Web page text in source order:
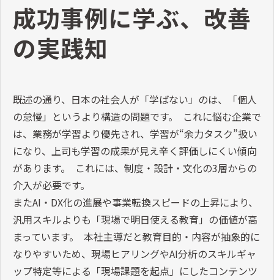
成功事例に学ぶ、改善
の実践知
既述の通り、日本の社会人が「学ばない」のは、「個人
の怠慢」というより構造の問題です。 これに悩む企業で
は、業務が学習より優先され、学習が“余力タスク”扱い
になり、上司も学習の成果が見え辛く評価しにくい傾向
があります。 これには、制度・設計・文化の3層からの
介入が必要です。
またAI・DX化の進展や事業転換スピードの上昇により、
汎用スキルよりも「現場で明日使える教育」の価値が高
まっています。 本社主導だと教育目的・内容が抽象的に
なりやすいため、現場ヒアリングやAI分析のスキルギャ
ップ特定等による「現場課題を起点」にしたコンテンツ